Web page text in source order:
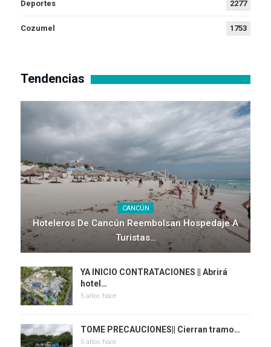
Deportes 2277
Cozumel 1753
Tendencias
CANCÚN
Hoteleros De Cancún Reembolsan Hospedaje A
Turistas…
YA INICIO CONTRATACIONES || Abrirá
hotel…
5 años hace
TOME PRECAUCIONES|| Cierran tramo…
5 años hace